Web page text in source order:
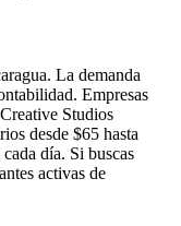
La demanda
Empresas
Studios
desde $65 hasta
día. Si buscas
activas de